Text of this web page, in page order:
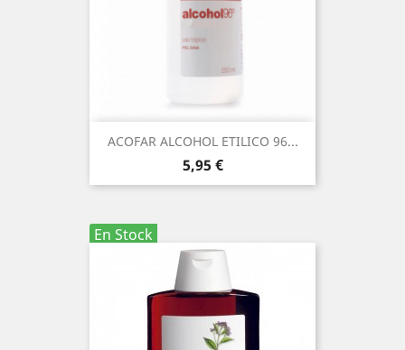
ACOFAR ALCOHOL ETILICO 96...
Precio
5,95 €
En Stock